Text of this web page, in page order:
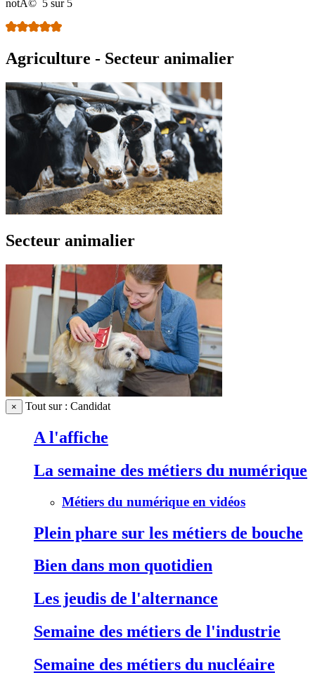
notÃ© 5 sur 5
Agriculture - Secteur animalier
Secteur animalier
× Tout sur : Candidat
A l'affiche
La semaine des métiers du numérique
Métiers du numérique en vidéos
Plein phare sur les métiers de bouche
Bien dans mon quotidien
Les jeudis de l'alternance
Semaine des métiers de l'industrie
Semaine des métiers du nucléaire